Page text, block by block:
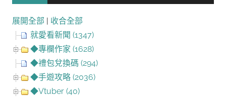
展開全部 | 收合全部
就愛看新聞 (1347)
◆專欄作家 (1628)
◆禮包兌換碼 (294)
◆手遊攻略 (2036)
◆Vtuber (40)